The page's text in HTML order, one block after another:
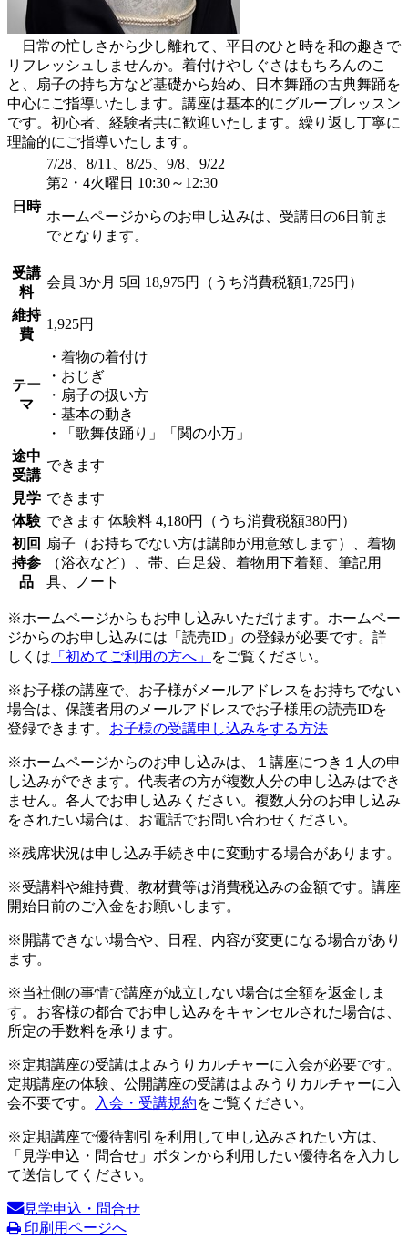
日常の忙しさから少し離れて、平日のひと時を和の趣きで
リフレッシュしませんか。着付けやしぐさはもちろんのこ
と、扇子の持ち方など基礎から始め、日本舞踊の古典舞踊を
中心にご指導いたします。講座は基本的にグループレッスン
です。初心者、経験者共に歓迎いたします。繰り返し丁寧に
理論的にご指導いたします。
日時
7/28、8/11、8/25、9/8、9/22
第2・4火曜日 10:30～12:30
ホームページからのお申し込みは、受講日の6日前ま
でとなります。
受講
料
会員 3か月 5回 18,975円（うち消費税額1,725円）
維持
費
1,925円
テー
マ
・着物の着付け
・おじぎ
・扇子の扱い方
・基本の動き
・「歌舞伎踊り」「関の小万」
途中
受講
できます
見学 できます
体験 できます 体験料 4,180円（うち消費税額380円）
初回
持参
品
扇子（お持ちでない方は講師が用意致します）、着物
（浴衣など）、帯、白足袋、着物用下着類、筆記用
具、ノート
※ホームページからもお申し込みいただけます。ホームペー
ジからのお申し込みには「読売ID」の登録が必要です。詳
しくは 「初めてご利用の方へ」 をご覧ください。
※お子様の講座で、お子様がメールアドレスをお持ちでない
場合は、保護者用のメールアドレスでお子様用の読売IDを
登録できます。 お子様の受講申し込みをする方法
※ホームページからのお申し込みは、１講座につき１人の申
し込みができます。代表者の方が複数人分の申し込みはでき
ません。各人でお申し込みください。複数人分のお申し込み
をされたい場合は、お電話でお問い合わせください。
※残席状況は申し込み手続き中に変動する場合があります。
※受講料や維持費、教材費等は消費税込みの金額です。講座
開始日前のご入金をお願いします。
※開講できない場合や、日程、内容が変更になる場合があり
ます。
※当社側の事情で講座が成立しない場合は全額を返金しま
す。お客様の都合でお申し込みをキャンセルされた場合は、
所定の手数料を承ります。
※定期講座の受講はよみうりカルチャーに入会が必要です。
定期講座の体験、公開講座の受講はよみうりカルチャーに入
会不要です。
入会・受講規約をご覧ください。
※定期講座で優待割引を利用して申し込みされたい方は、
「見学申込・問合せ」ボタンから利用したい優待名を入力し
て送信してください。
見学申込・問合せ
印刷用ページへ